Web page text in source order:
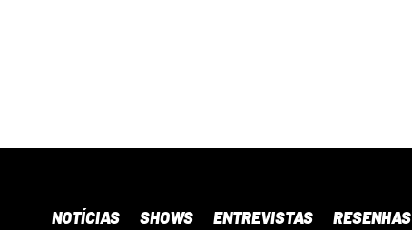
NOTÍCIAS SHOWS ENTREVISTAS RESENHAS